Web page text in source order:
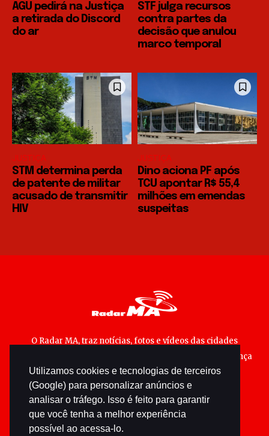
Utilizamos cookies e tecnologias de terceiros
(Google) para personalizar anúncios e
analisar o tráfego. Isso é feito para garantir
que você tenha a melhor experiência
possível ao acessa-lo.
AGU pedirá na Justiça
a retirada do Discord
do ar
STF julga recursos
contra partes da
decisão que anulou
marco temporal
JUSTIÇA
STM determina perda
de patente de militar
acusado de transmitir
HIV
JUSTIÇA
Dino aciona PF após
TCU apontar R$ 55,4
milhões em emendas
suspeitas
O Radar MA, traz notícias, fotos e vídeos das cidades
maranhenses; matérias especiais sobre política, segurança
pública e cultura popular.